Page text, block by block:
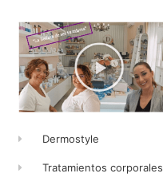
Dermostyle
Tratamientos corporales